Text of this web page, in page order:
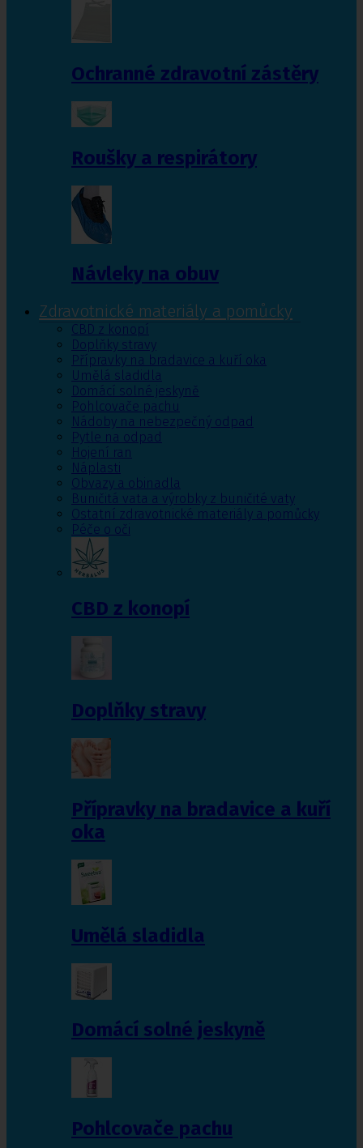
Ochranné zdravotní zástěry
Roušky a respirátory
Návleky na obuv
Zdravotnické materiály a pomůcky
CBD z konopí
Doplňky stravy
Přípravky na bradavice a kuří oka
Umělá sladidla
Domácí solné jeskyně
Pohlcovače pachu
Nádoby na nebezpečný odpad
Pytle na odpad
Hojení ran
Náplasti
Obvazy a obinadla
Buničitá vata a výrobky z buničité vaty
Ostatní zdravotnické materiály a pomůcky
Péče o oči
CBD z konopí
Doplňky stravy
Přípravky na bradavice a kuří
oka
Umělá sladidla
Domácí solné jeskyně
Pohlcovače pachu